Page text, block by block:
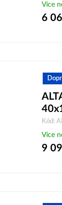
Více
6
Kód:
Více
9